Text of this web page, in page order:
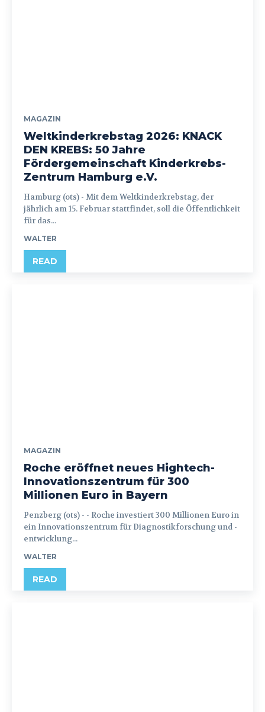
MAGAZIN
Weltkinderkrebstag 2026: KNACK
DEN KREBS: 50 Jahre
Fördergemeinschaft Kinderkrebs-
Zentrum Hamburg e.V.
Hamburg (ots) - Mit dem Weltkinderkrebstag, der
jährlich am 15. Februar stattfindet, soll die Öffentlichkeit
für das...
WALTER
READ
MAGAZIN
Roche eröffnet neues Hightech-
Innovationszentrum für 300
Millionen Euro in Bayern
Penzberg (ots) - - Roche investiert 300 Millionen Euro in
ein Innovationszentrum für Diagnostikforschung und -
entwicklung...
WALTER
READ